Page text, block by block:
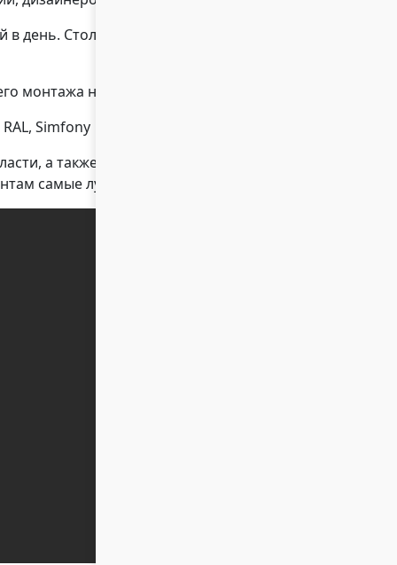
день. Столярный цех и собственные
монтажа на объекте
Simfony
а также прямые контракты с
самые лучшие цены.